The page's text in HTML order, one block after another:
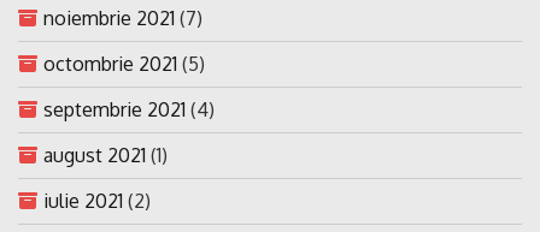
noiembrie 2021 (7)
octombrie 2021 (5)
septembrie 2021 (4)
august 2021 (1)
iulie 2021 (2)